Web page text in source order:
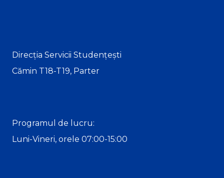
Direcția Servicii Studențești
Cămin T18-T19, Parter
Programul de lucru:
Luni-Vineri, orele 07:00-15:00